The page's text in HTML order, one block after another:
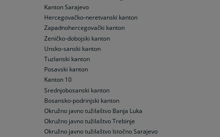
Kanton Sarajevo
Hercegovačko-neretvanski kanton
Zapadnohercegovački kanton
Zeničko-dobojski kanton
Unsko-sanski kanton
Tuzlanski kanton
Posavski kanton
Kanton 10
Srednjobosanski kanton
Bosansko-podrinjski kanton
Okružno javno tužilaštvo Banja Luka
Okružno javno tužilaštvo Trebinje
Okružno javno tužilaštvo Istočno Sarajevo